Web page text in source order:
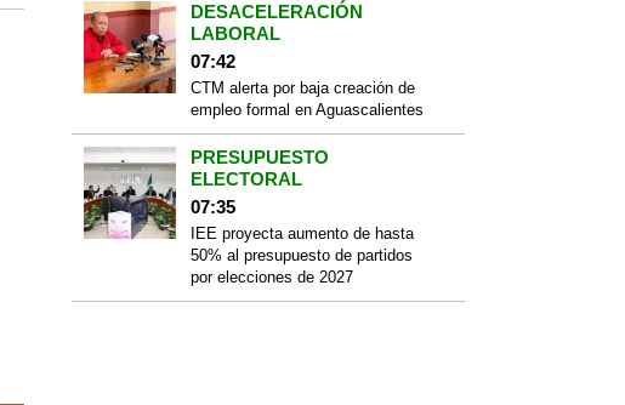
DESACELERACIÓN
LABORAL
07:42
CTM alerta por baja creación de
empleo formal en Aguascalientes
PRESUPUESTO
ELECTORAL
07:35
IEE proyecta aumento de hasta
50% al presupuesto de partidos
por elecciones de 2027